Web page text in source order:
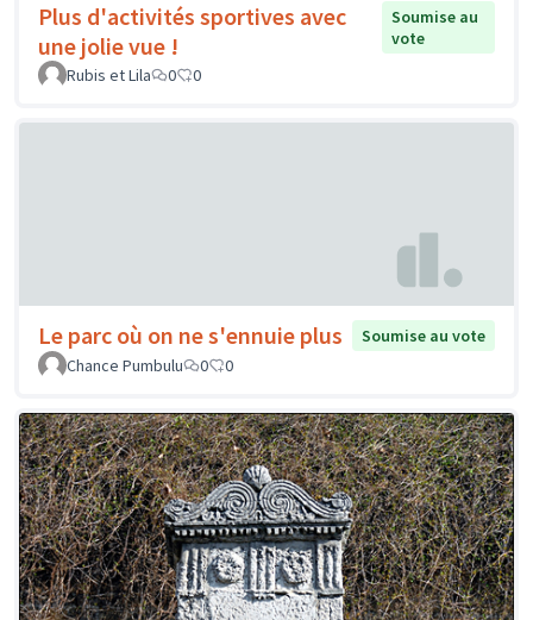
Plus d'activités sportives avec
une jolie vue !
Soumise au
vote
Rubis et Lila
0 0
Le parc où on ne s'ennuie plus
Soumise au vote
Chance Pumbulu
0 0